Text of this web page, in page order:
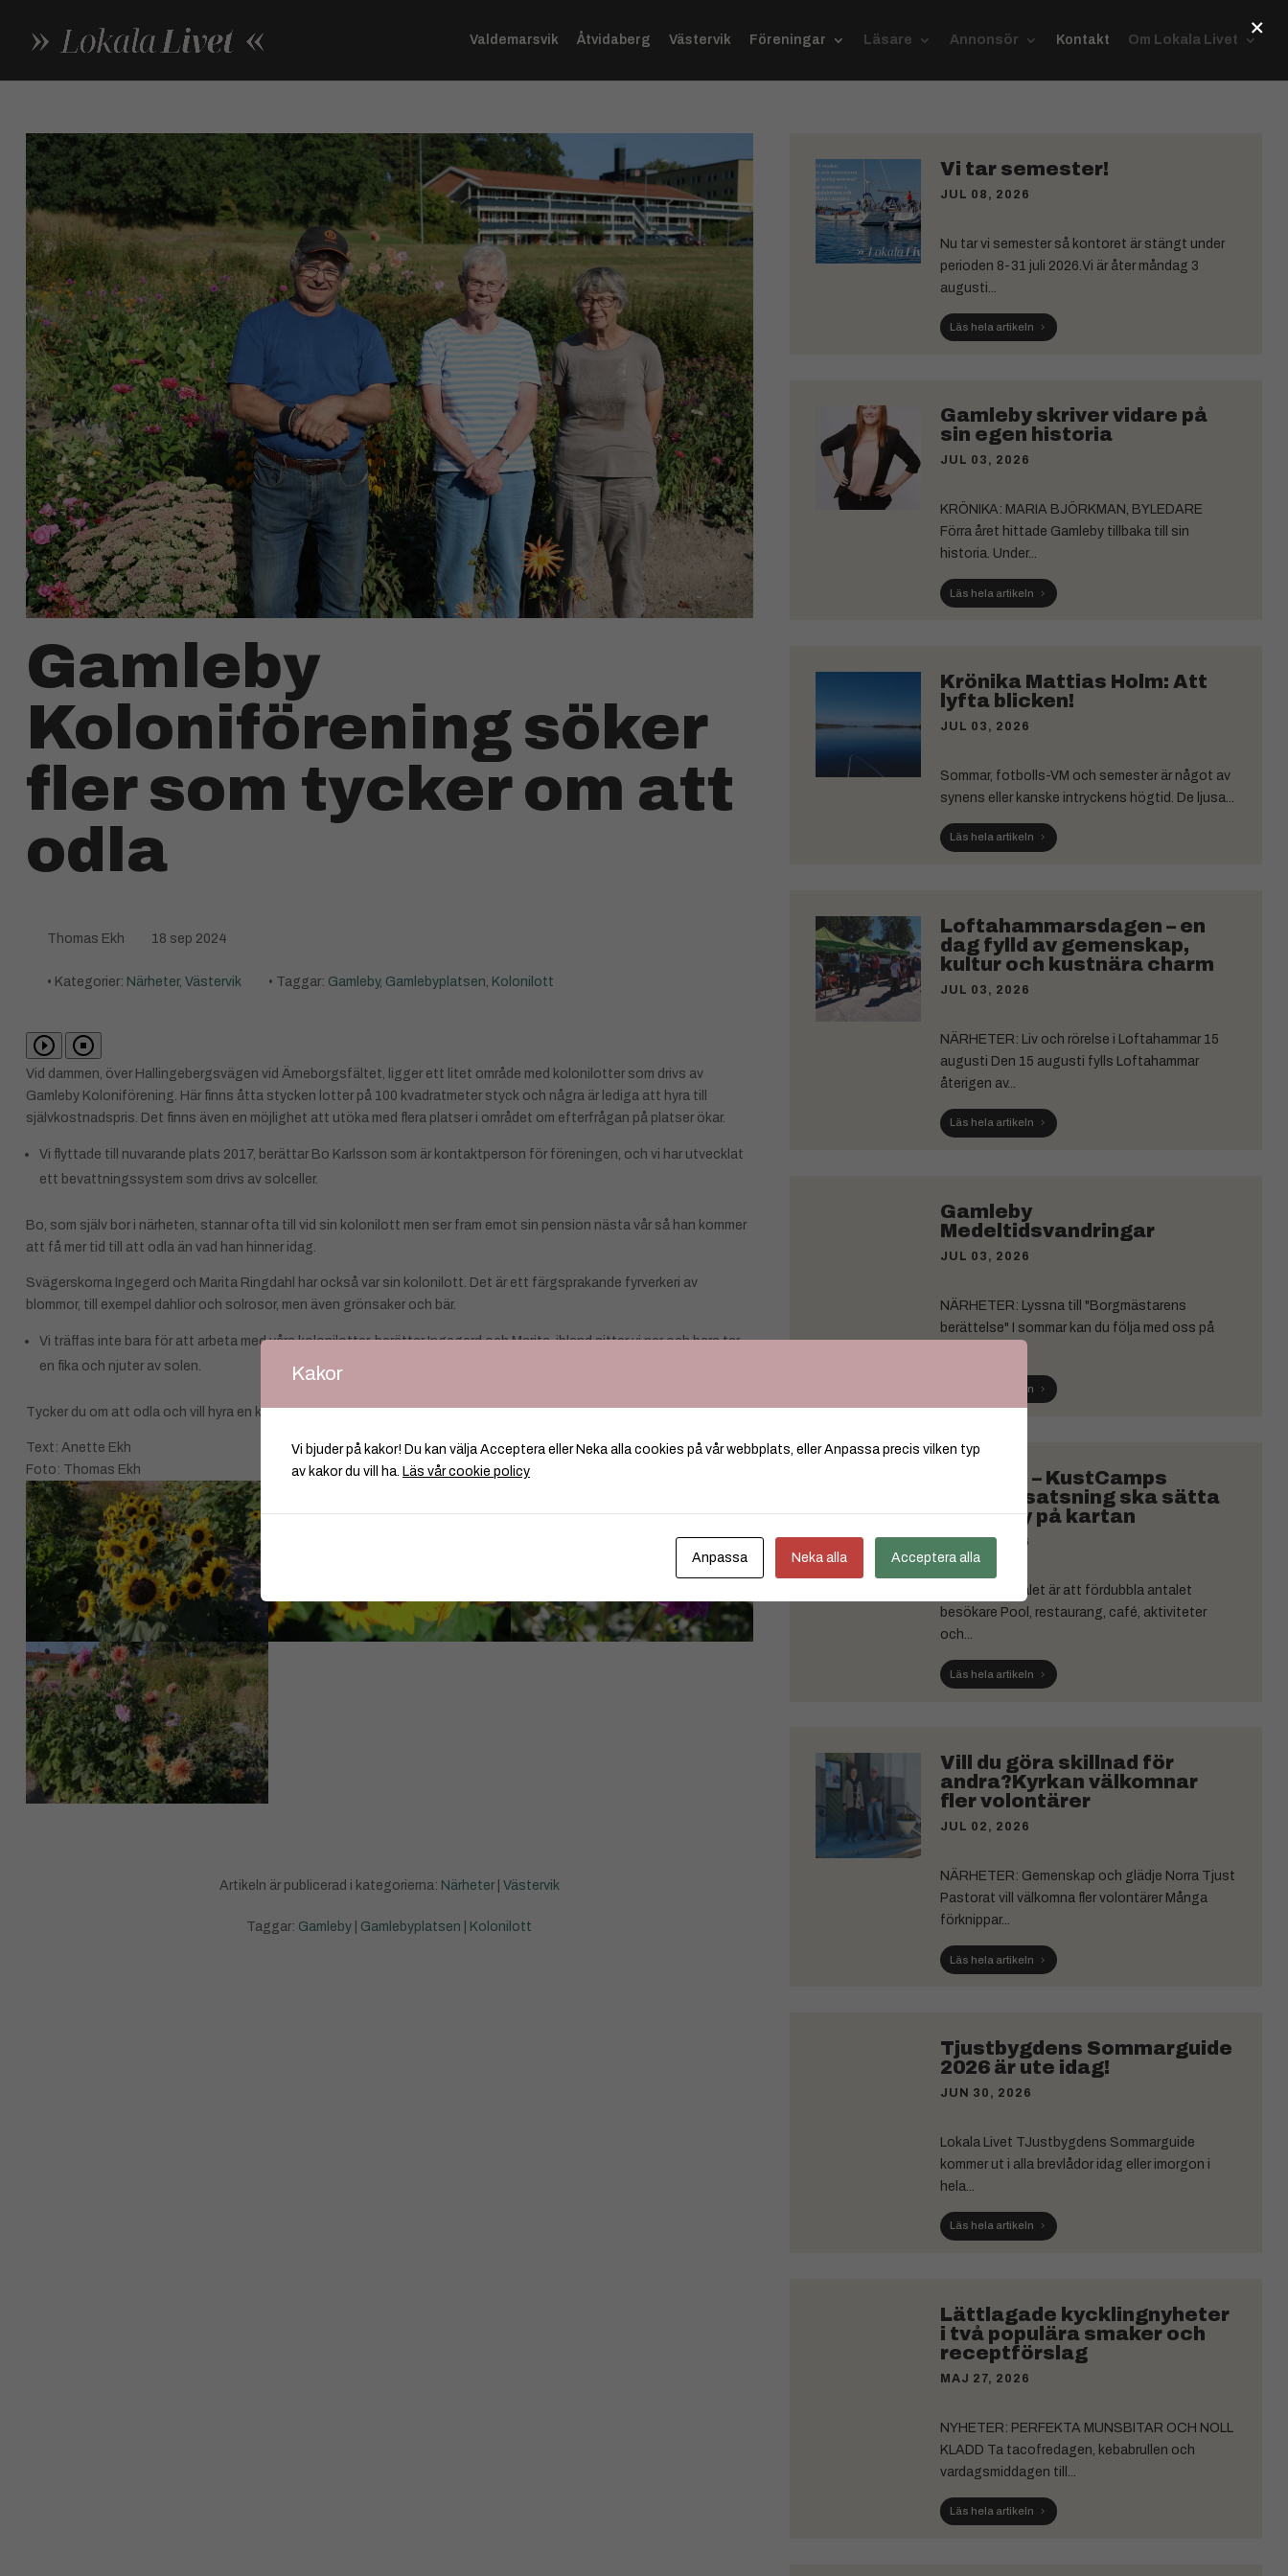
Valdemarsvik Åtvidaberg Västervik Föreningar Läsare Annonsör Kontakt Om Lokala Livet
Gamleby
Koloniförening söker
fler som tycker om att
odla
Thomas Ekh 18 sep 2024
• Kategorier: Närheter, Västervik • Taggar: Gamleby, Gamlebyplatsen, Kolonilott
Vid dammen, över Hallingebergsvägen vid Ärneborgsfältet, ligger ett litet område med kolonilotter som drivs av
Gamleby Koloniförening. Här finns åtta stycken lotter på 100 kvadratmeter styck och några är lediga att hyra till
självkostnadspris. Det finns även en möjlighet att utöka med flera platser i området om efterfrågan på platser ökar.
Vi flyttade till nuvarande plats 2017, berättar Bo Karlsson som är kontaktperson för föreningen, och vi har utvecklat
ett bevattningssystem som drivs av solceller.
Bo, som själv bor i närheten, stannar ofta till vid sin kolonilott men ser fram emot sin pension nästa vår så han kommer
att få mer tid till att odla än vad han hinner idag.
Svägerskorna Ingegerd och Marita Ringdahl har också var sin kolonilott. Det är ett färgsprakande fyrverkeri av
blommor, till exempel dahlior och solrosor, men även grönsaker och bär.
Vi träffas inte bara för att arbeta med våra kolonilotter, berättar Ingegerd och Marita, ibland sitter vi ner och bara tar
en fika och njuter av solen.
Tycker du om att odla och vill hyra en kolonilott, kontakta Bo via SMS 076-812 57 28 så återkommer han till er.
Text: Anette Ekh
Foto: Thomas Ekh
Artikeln är publicerad i kategorierna: Närheter| Västervik
Taggar: Gamleby Gamlebyplatsen Kolonilott
Vi tar semester!
JUL 08, 2026
Nu tar vi semester så kontoret är stängt under
perioden 8-31 juli 2026.Vi är åter måndag 3
augusti...
Läs hela artikeln
Gamleby skriver vidare på
sin egen historia
JUL 03, 2026
KRÖNIKA: MARIA BJÖRKMAN, BYLEDARE
Förra året hittade Gamleby tillbaka till sin
historia. Under...
Läs hela artikeln
Krönika Mattias Holm: Att
lyfta blicken!
JUL 03, 2026
Sommar, fotbolls-VM och semester är något av
synens eller kanske intryckens högtid. De ljusa...
Läs hela artikeln
Loftahammarsdagen – en
dag fylld av gemenskap,
kultur och kustnära charm
JUL 03, 2026
NÄRHETER: Liv och rörelse i Loftahammar 15
augusti Den 15 augusti fylls Loftahammar
återigen av...
Läs hela artikeln
Gamleby
Medeltidsvandringar
JUL 03, 2026
NÄRHETER: Lyssna till "Borgmästarens
berättelse" I sommar kan du följa med oss på
Läs hela artikeln
Solviken – KustCamps
största satsning ska sätta
Gamleby på kartan
JUL 02, 2026
NYHETER: Målet är att fördubbla antalet
besökare Pool, restaurang, café, aktiviteter
och...
Läs hela artikeln
Vill du göra skillnad för
andra?Kyrkan välkomnar
fler volontärer
JUL 02, 2026
NÄRHETER: Gemenskap och glädje Norra Tjust
Pastorat vill välkomna fler volontärer Många
förknippar...
Läs hela artikeln
Tjustbygdens Sommarguide
2026 är ute idag!
JUN 30, 2026
Lokala Livet TJustbygdens Sommarguide
kommer ut i alla brevlådor idag eller imorgon i
hela...
Läs hela artikeln
Lättlagade kycklingnyheter
i två populära smaker och
receptförslag
MAJ 27, 2026
NYHETER: PERFEKTA MUNSBITAR OCH NOLL
KLADD Ta tacofredagen, kebabrullen och
vardagsmiddagen till...
Läs hela artikeln
×
Kakor
Vi bjuder på kakor! Du kan välja Acceptera eller Neka alla cookies på vår webbplats, eller Anpassa precis vilken typ
av kakor du vill ha. Läs vår cookie policy
Anpassa Neka alla Acceptera alla